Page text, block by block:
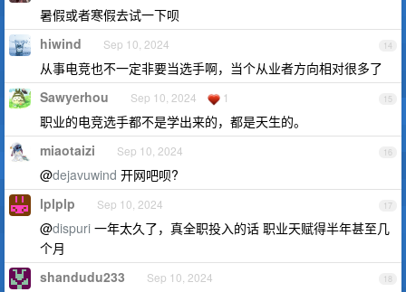
暑假或者寒假去试一下呗
14
hiwind Sep 10, 2024
从事电竞也不一定非要当选手啊，当个从业者方向相对很多了
15
Sawyerhou Sep 10, 2024 1
职业的电竞选手都不是学出来的，都是天生的。
16
miaotaizi Sep 10, 2024
@dejavuwind 开网吧呗?
17
lplplp Sep 10, 2024
@dispuri 一年太久了，真全职投入的话 职业天赋得半年甚至几
个月
18
shandudu233 Sep 10, 2024